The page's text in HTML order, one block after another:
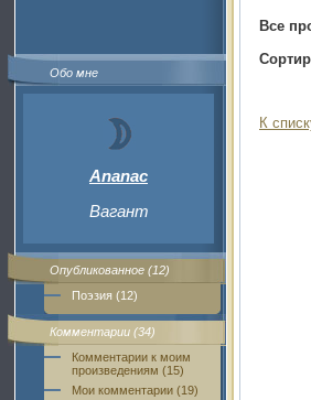
Обо мне
Ananac
Вагант
Опубликованное (12)
Поэзия (12)
Комментарии (34)
Комментарии к моим
произведениям (15)
Мои комментарии (19)
Все
К